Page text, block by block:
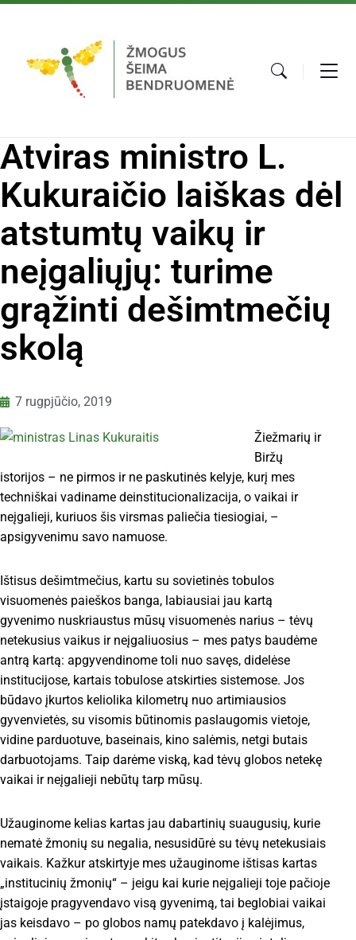
Atviras ministro L.
Kukuraičio laiškas dėl
atstumtų vaikų ir
neįgaliųjų: turime
grąžinti dešimtmečių
skolą
7 rugpjūčio, 2019
Žiežmarių ir
Biržų
istorijos – ne pirmos ir ne paskutinės kelyje, kurį mes
techniškai vadiname deinstitucionalizacija, o vaikai ir
neįgalieji, kuriuos šis virsmas paliečia tiesiogiai, –
apsigyvenimu savo namuose.
Ištisus dešimtmečius, kartu su sovietinės tobulos
visuomenės paieškos banga, labiausiai jau kartą
gyvenimo nuskriaustus mūsų visuomenės narius – tėvų
netekusius vaikus ir neįgaliuosius – mes patys baudėme
antrą kartą: apgyvendinome toli nuo savęs, didelėse
institucijose, kartais tobulose atskirties sistemose. Jos
būdavo įkurtos keliolika kilometrų nuo artimiausios
gyvenvietės, su visomis būtinomis paslaugomis vietoje,
vidine parduotuve, baseinais, kino salėmis, netgi butais
darbuotojams. Taip darėme viską, kad tėvų globos netekę
vaikai ir neįgalieji nebūtų tarp mūsų.
Užauginome kelias kartas jau dabartinių suaugusių, kurie
nematė žmonių su negalia, nesusidūrė su tėvų netekusiais
vaikais. Kažkur atskirtyje mes užauginome ištisas kartas
„institucinių žmonių“ – jeigu kai kurie neįgalieji toje pačioje
įstaigoje pragyvendavo visą gyvenimą, tai beglobiai vaikai
jas keisdavo – po globos namų patekdavo į kalėjimus,